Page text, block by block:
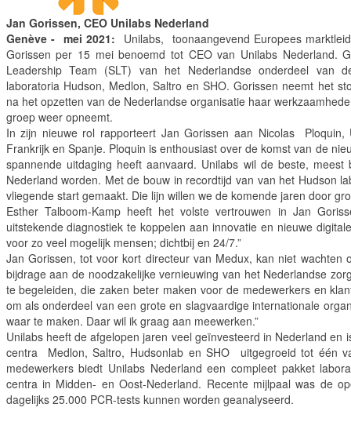
Jan Gorissen, CEO Unilabs Nederland
Genève - mei 2021:
Unilabs, toonaangevend Europees
Gorissen per 15 mei benoemd tot CEO van Unilabs Nederland.
Leadership Team (SLT) van het Nederlandse onderdeel van
laboratoria Hudson, Medlon, Saltro en SHO. Gorissen neemt het
na het opzetten van de Nederlandse organisatie haar
groep weer opneemt.
In zijn nieuwe rol rapporteert Jan Gorissen aan Nicolas
Frankrijk en Spanje. Ploquin is enthousiast over de komst van de
spannende uitdaging heeft aanvaard. Unilabs wil de beste,
Nederland worden. Met de bouw in recordtijd van van het Hudson
vliegende start gemaakt. Die lijn willen we de komende jaren door
Esther Talboom-Kamp heeft het volste vertrouwen in Jan
uitstekende diagnostiek te koppelen aan innovatie en nieuwe
voor zo veel mogelijk mensen; dichtbij en 24/7.”
Jan Gorissen, tot voor kort directeur van Medux, kan niet
bijdrage aan de noodzakelijke vernieuwing van het Nederlandse
te begeleiden, die zaken beter maken voor de medewerkers en
om als onderdeel van een grote en slagvaardige internationale
waar te maken. Daar wil ik graag aan meewerken.”
Unilabs heeft de afgelopen jaren veel geïnvesteerd in Nederland
centra Medlon, Saltro, Hudsonlab en SHO uitgegroeid tot één
medewerkers biedt Unilabs Nederland een compleet pakket
centra in Midden- en Oost-Nederland. Recente mijlpaal was de
dagelijks 25.000 PCR-tests kunnen worden geanalyseerd.